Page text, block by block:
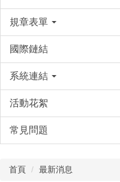
規章表單
國際鏈結
系統連結
活動花絮
常見問題
首頁 最新消息